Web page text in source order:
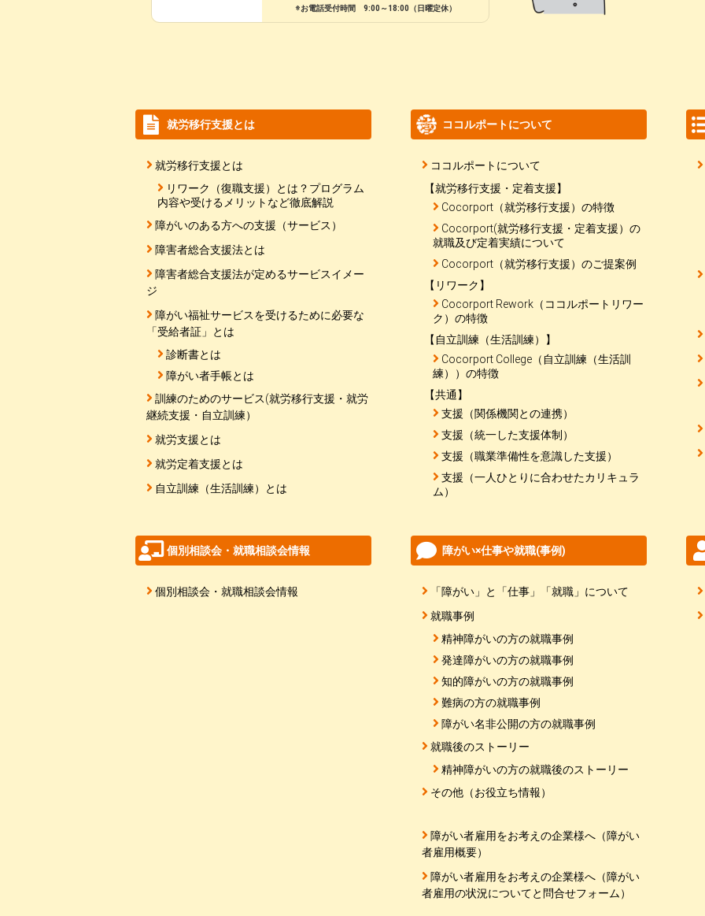
※お電話受付時間 9:00～18:00（日曜定休）
就労移行支援とは
就労移行支援とは
リワーク（復職支援）とは？プログラム
内容や受けるメリットなど徹底解説
障がいのある方への支援（サービス）
障害者総合支援法とは
障害者総合支援法が定めるサービスイメー
ジ
障がい福祉サービスを受けるために必要な
「受給者証」とは
診断書とは
障がい者手帳とは
訓練のためのサービス(就労移行支援・就労
継続支援・自立訓練）
就労支援とは
就労定着支援とは
自立訓練（生活訓練）とは
ココルポートについて
ココルポートについて
【就労移行支援・定着支援】
Cocorport（就労移行支援）の特徴
Cocorport(就労移行支援・定着支援）の
就職及び定着実績について
Cocorport（就労移行支援）のご提案例
【リワーク】
Cocorport Rework（ココルポートリワー
ク）の特徴
【自立訓練（生活訓練）】
Cocorport College（自立訓練（生活訓
練））の特徴
【共通】
支援（関係機関との連携）
支援（統一した支援体制）
支援（職業準備性を意識した支援）
支援（一人ひとりに合わせたカリキュラ
ム）
個別相談会・就職相談会情報
個別相談会・就職相談会情報
障がい×仕事や就職(事例)
「障がい」と「仕事」「就職」について
就職事例
精神障がいの方の就職事例
発達障がいの方の就職事例
知的障がいの方の就職事例
難病の方の就職事例
障がい名非公開の方の就職事例
就職後のストーリー
精神障がいの方の就職後のストーリー
その他（お役立ち情報）
障がい者雇用をお考えの企業様へ（障がい
者雇用概要）
障がい者雇用をお考えの企業様へ（障がい
者雇用の状況についてと問合せフォーム）